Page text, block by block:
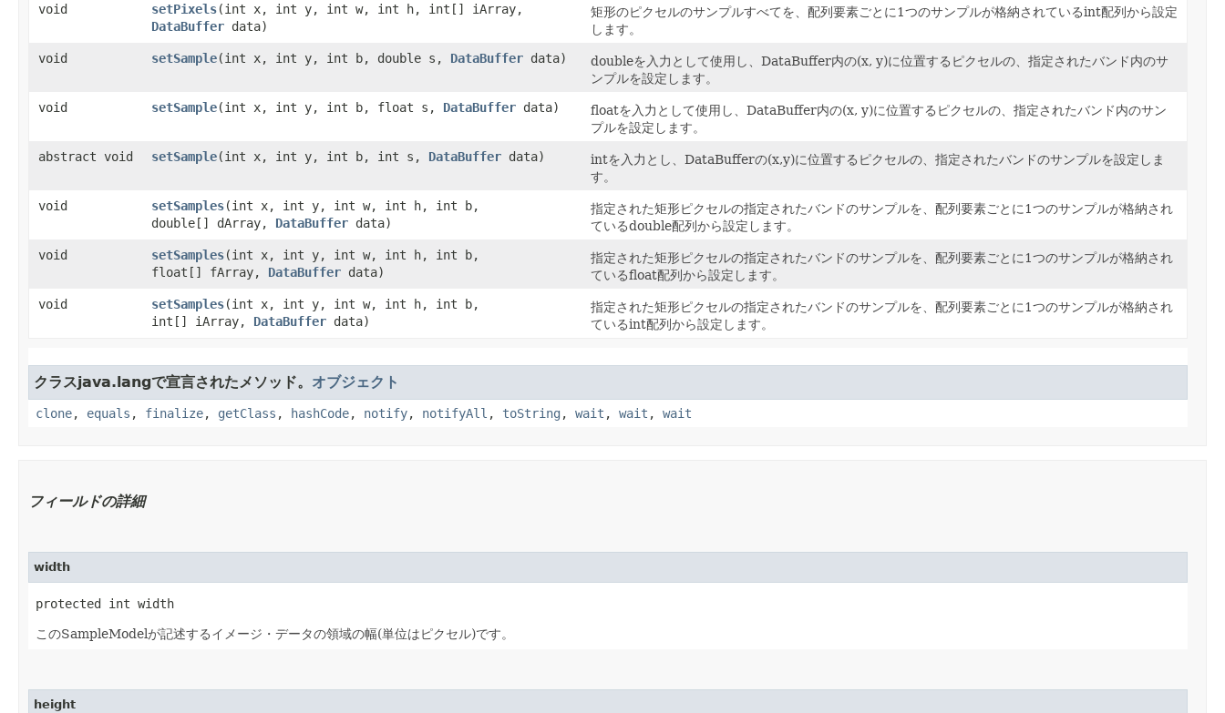
void
setPixels​(int x, int y, int w, int h, int[] iArray,
DataBuffer data)
矩形のピクセルのサンプルすべてを、配列要素ごとに1つのサンプルが格納されているint配列から設定
します。
void
setSample​(int x, int y, int b, double s, DataBuffer data)
doubleを入力として使用し、DataBuffer内の(x, y)に位置するピクセルの、指定されたバンド内のサ
ンプルを設定します。
void
setSample​(int x, int y, int b, float s, DataBuffer data)
floatを入力として使用し、DataBuffer内の(x, y)に位置するピクセルの、指定されたバンド内のサン
プルを設定します。
abstract void
setSample​(int x, int y, int b, int s, DataBuffer data)
intを入力とし、DataBufferの(x,y)に位置するピクセルの、指定されたバンドのサンプルを設定しま
す。
void
setSamples​(int x, int y, int w, int h, int b,
double[] dArray, DataBuffer data)
指定された矩形ピクセルの指定されたバンドのサンプルを、配列要素ごとに1つのサンプルが格納され
ているdouble配列から設定します。
void
setSamples​(int x, int y, int w, int h, int b,
float[] fArray, DataBuffer data)
指定された矩形ピクセルの指定されたバンドのサンプルを、配列要素ごとに1つのサンプルが格納され
ているfloat配列から設定します。
void
setSamples​(int x, int y, int w, int h, int b,
int[] iArray, DataBuffer data)
指定された矩形ピクセルの指定されたバンドのサンプルを、配列要素ごとに1つのサンプルが格納され
ているint配列から設定します。
クラスjava.langで宣言されたメソッド。 オブジェクト
clone, equals , finalize, getClass , hashCode, notify, notifyAll , toString , wait , wait , wait
フィールドの詳細
width
protected int width
このSampleModelが記述するイメージ・データの領域の幅(単位はピクセル)です。
height